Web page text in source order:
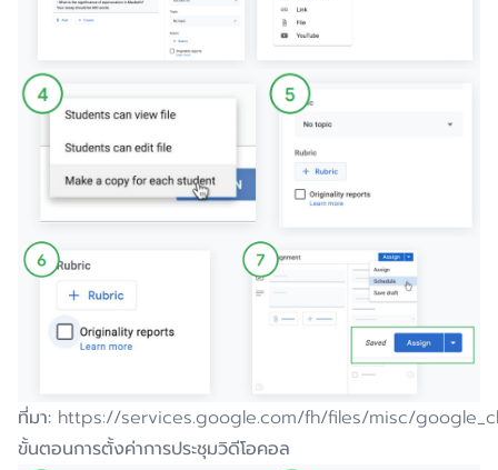
ที่มา: https://services.google.com/fh/files/misc/
ขั้นตอนการตั้งค่าการประชุมวิดีโอคอล